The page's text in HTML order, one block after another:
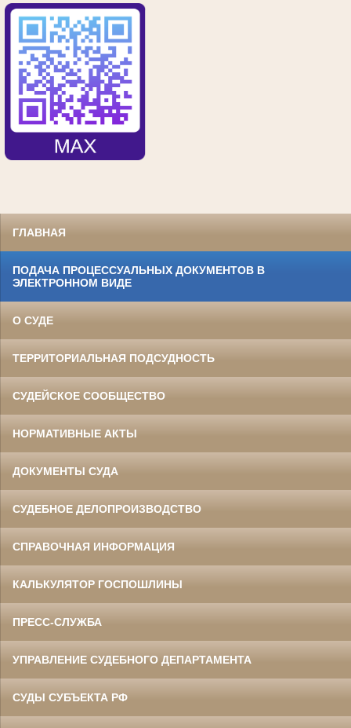
ГЛАВНАЯ
ПОДАЧА ПРОЦЕССУАЛЬНЫХ ДОКУМЕНТОВ В
ЭЛЕКТРОННОМ ВИДЕ
О СУДЕ
ТЕРРИТОРИАЛЬНАЯ ПОДСУДНОСТЬ
СУДЕЙСКОЕ СООБЩЕСТВО
НОРМАТИВНЫЕ АКТЫ
ДОКУМЕНТЫ СУДА
СУДЕБНОЕ ДЕЛОПРОИЗВОДСТВО
СПРАВОЧНАЯ ИНФОРМАЦИЯ
КАЛЬКУЛЯТОР ГОСПОШЛИНЫ
ПРЕСС-СЛУЖБА
УПРАВЛЕНИЕ СУДЕБНОГО ДЕПАРТАМЕНТА
СУДЫ СУБЪЕКТА РФ